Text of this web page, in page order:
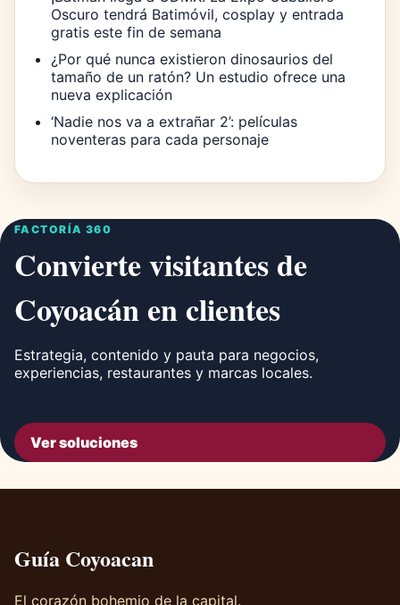
Oscuro tendrá Batimóvil, cosplay y entrada
gratis este fin de semana
¿Por qué nunca existieron dinosaurios del
tamaño de un ratón? Un estudio ofrece una
nueva explicación
‘Nadie nos va a extrañar 2’: películas
noventeras para cada personaje
FACTORÍA 360
Convierte visitantes de
Coyoacán en clientes
Estrategia, contenido y pauta para negocios,
experiencias, restaurantes y marcas locales.
Ver soluciones
Guía Coyoacan
El corazón bohemio de la capital.